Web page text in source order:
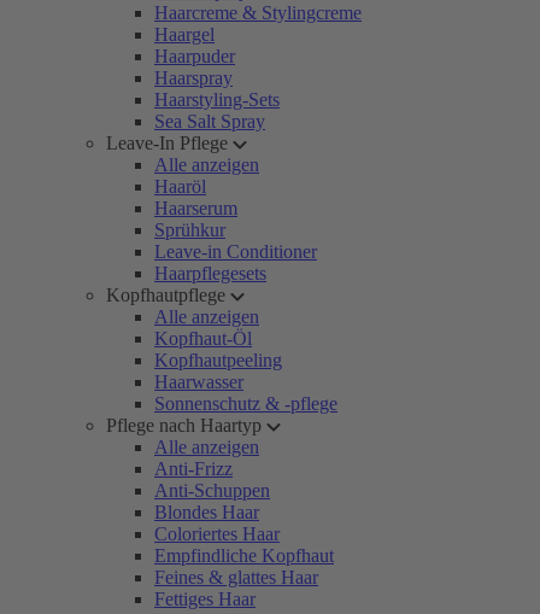
Haarcreme & Stylingcreme
Haargel
Haarpuder
Haarspray
Haarstyling-Sets
Sea Salt Spray
Leave-In Pflege
Alle anzeigen
Haaröl
Haarserum
Sprühkur
Leave-in Conditioner
Haarpflegesets
Kopfhautpflege
Alle anzeigen
Kopfhaut-Öl
Kopfhautpeeling
Haarwasser
Sonnenschutz & -pflege
Pflege nach Haartyp
Alle anzeigen
Anti-Frizz
Anti-Schuppen
Blondes Haar
Coloriertes Haar
Empfindliche Kopfhaut
Feines & glattes Haar
Fettiges Haar